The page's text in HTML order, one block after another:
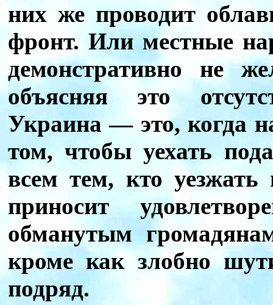
них же проводит
фронт. Или местные
демонстративно не
объясняя это
Украина — это, когда
том, чтобы уехать
всем тем, кто
приносит
обманутым
кроме как злобно
подряд.